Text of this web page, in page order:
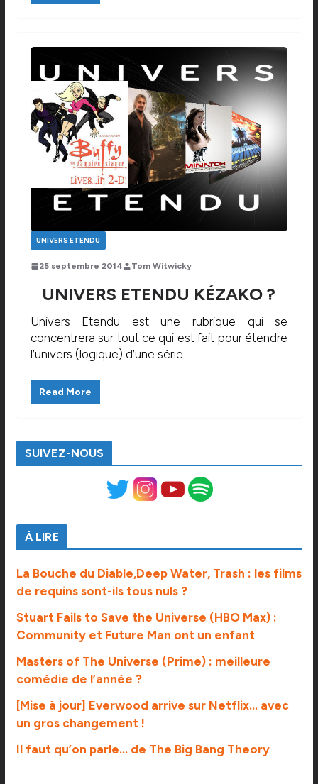
UNIVERS ETENDU
25 septembre 2014 Tom Witwicky
UNIVERS ETENDU KÉZAKO ?
Univers Etendu est une rubrique qui se
concentrera sur tout ce qui est fait pour étendre
l’univers (logique) d’une série
Read More
SUIVEZ-NOUS
À LIRE
La Bouche du Diable,Deep Water, Trash : les films
de requins sont-ils tous nuls ?
Stuart Fails to Save the Universe (HBO Max) :
Community et Future Man ont un enfant
Masters of The Universe (Prime) : meilleure
comédie de l’année ?
[Mise à jour] Everwood arrive sur Netflix… avec
un gros changement !
Il faut qu’on parle… de The Big Bang Theory